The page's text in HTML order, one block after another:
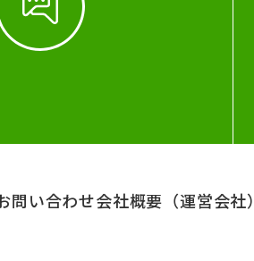
問い合わせ会社概要（運営会社）